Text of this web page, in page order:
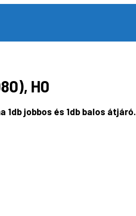
H0
jobbos és 1db balos átjáró.